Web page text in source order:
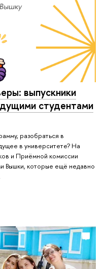
выпускники
студентами
разобраться в
в университете? На
и Приёмной комиссии
Вышки, которые ещё недавно